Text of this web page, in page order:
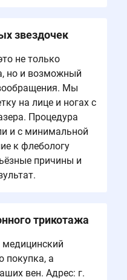
звездочек
не только
но и возможный
Мы
на лице и ногах с
Процедура
и с минимальной
к флебологу
причины и
трикотажа
покупка, а
вен. Адрес: г.